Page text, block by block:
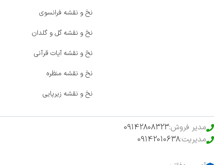
نخ و نقشه فرانسوی
نخ و نقشه گل و گلدان
نخ و نقشه آیات قرآنی
نخ و نقشه منظره
نخ و نقشه زیرپایی
مدیر فروش:09142808323
مدیریت:09142010638